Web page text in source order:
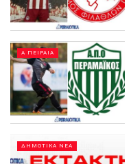
Α ΠΕΙΡΑΙΑ
ΔΗΜΟΤΙΚΑ ΝΕΑ